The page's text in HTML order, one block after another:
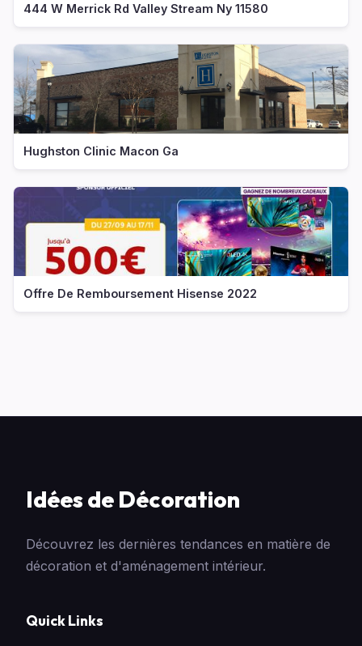
444 W Merrick Rd Valley Stream Ny 11580
Hughston Clinic Macon Ga
Offre De Remboursement Hisense 2022
Idées de Décoration
Découvrez les dernières tendances en matière de
décoration et d'aménagement intérieur.
Quick Links